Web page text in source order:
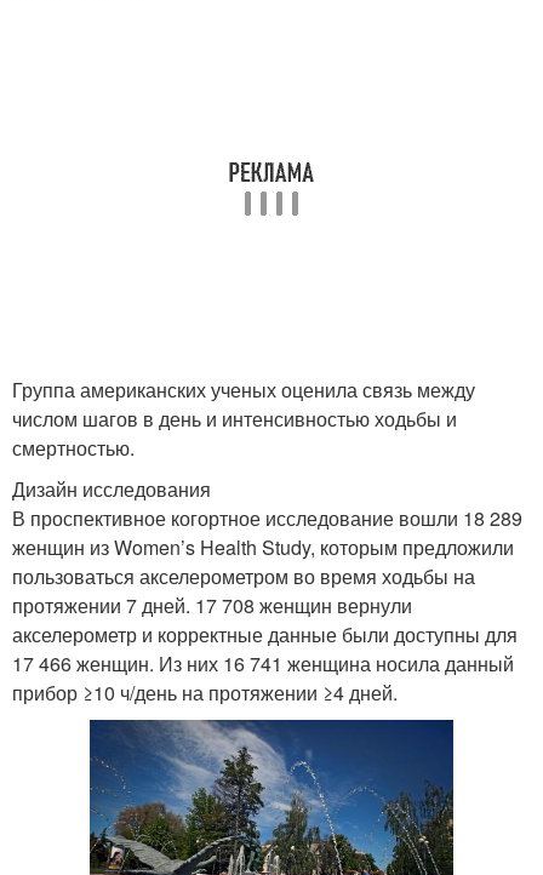
Группа американских ученых оценила связь между
числом шагов в день и интенсивностью ходьбы и
смертностью.
Дизайн исследования
В проспективное когортное исследование вошли 18 289
женщин из Women’s Health Study, которым предложили
пользоваться акселерометром во время ходьбы на
протяжении 7 дней. 17 708 женщин вернули
акселерометр и корректные данные были доступны для
17 466 женщин. Из них 16 741 женщина носила данный
прибор ≥10 ч/день на протяжении ≥4 дней.